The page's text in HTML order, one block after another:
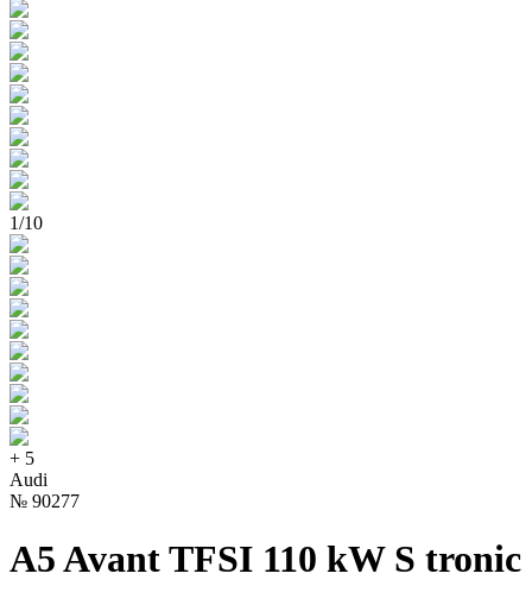
1/10
+ 5
Audi
№ 90277
A5 Avant TFSI 110 kW S tronic